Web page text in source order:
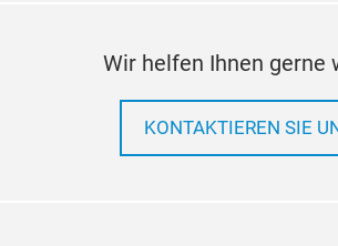
Wir helfen Ihnen gerne
KONTAKTIEREN SIE